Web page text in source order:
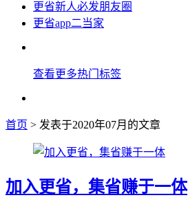
更省新人必发朋友圈
更省app二当家
查看更多热门标签
首页 > 发表于2020年07月的文章
加入更省，集省赚于一体